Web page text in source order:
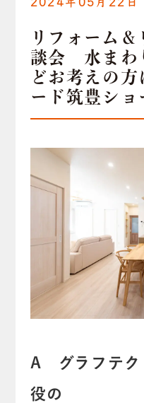
リフォーム
談会 水まわ
どお考えの
ード筑豊ショ
A グラフテク
役の